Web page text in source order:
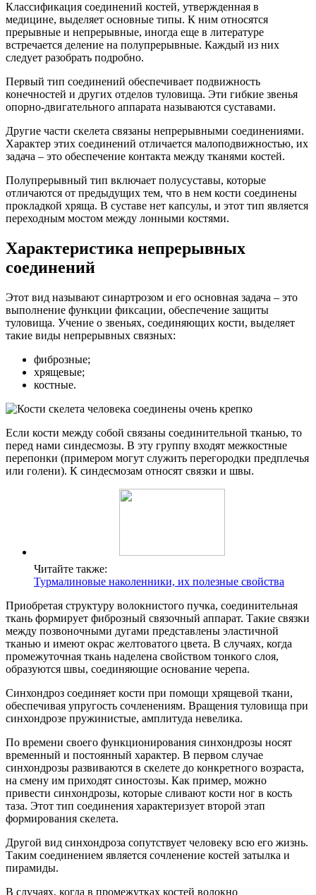
Классификация соединений костей, утвержденная в
медицине, выделяет основные типы. К ним относятся
прерывные и непрерывные, иногда еще в литературе
встречается деление на полупрерывные. Каждый из них
следует разобрать подробно.
Первый тип соединений обеспечивает подвижность
конечностей и других отделов туловища. Эти гибкие звенья
опорно-двигательного аппарата называются суставами.
Другие части скелета связаны непрерывными соединениями.
Характер этих соединений отличается малоподвижностью, их
задача – это обеспечение контакта между тканями костей.
Полупрерывный тип включает полусуставы, которые
отличаются от предыдущих тем, что в нем кости соединены
прокладкой хряща. В суставе нет капсулы, и этот тип является
переходным мостом между лонными костями.
Характеристика непрерывных
соединений
Этот вид называют синартрозом и его основная задача – это
выполнение функции фиксации, обеспечение защиты
туловища. Учение о звеньях, соединяющих кости, выделяет
такие виды непрерывных связных:
фиброзные;
хрящевые;
костные.
Если кости между собой связаны соединительной тканью, то
перед нами синдесмозы. В эту группу входят межкостные
перепонки (примером могут служить перегородки предплечья
или голени). К синдесмозам относят связки и швы.
Читайте также:
Турмалиновые наколенники, их полезные свойства
Приобретая структуру волокнистого пучка, соединительная
ткань формирует фиброзный связочный аппарат. Такие связки
между позвоночными дугами представлены эластичной
тканью и имеют окрас желтоватого цвета. В случаях, когда
промежуточная ткань наделена свойством тонкого слоя,
образуются швы, соединяющие основание черепа.
Синхондроз соединяет кости при помощи хрящевой ткани,
обеспечивая упругость сочленениям. Вращения туловища при
синхондрозе пружинистые, амплитуда невелика.
По времени своего функционирования синхондрозы носят
временный и постоянный характер. В первом случае
синхондрозы развиваются в скелете до конкретного возраста,
на смену им приходят синостозы. Как пример, можно
привести синхондрозы, которые сливают кости ног в кость
таза. Этот тип соединения характеризует второй этап
формирования скелета.
Другой вид синхондроза сопутствует человеку всю его жизнь.
Таким соединением является сочленение костей затылка и
пирамиды.
В случаях, когда в промежутках костей волокно